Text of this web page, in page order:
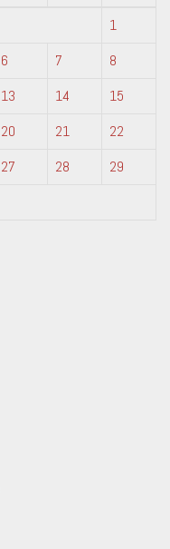
1
6 7
8
13 14
15
20 21
22
27 28
29